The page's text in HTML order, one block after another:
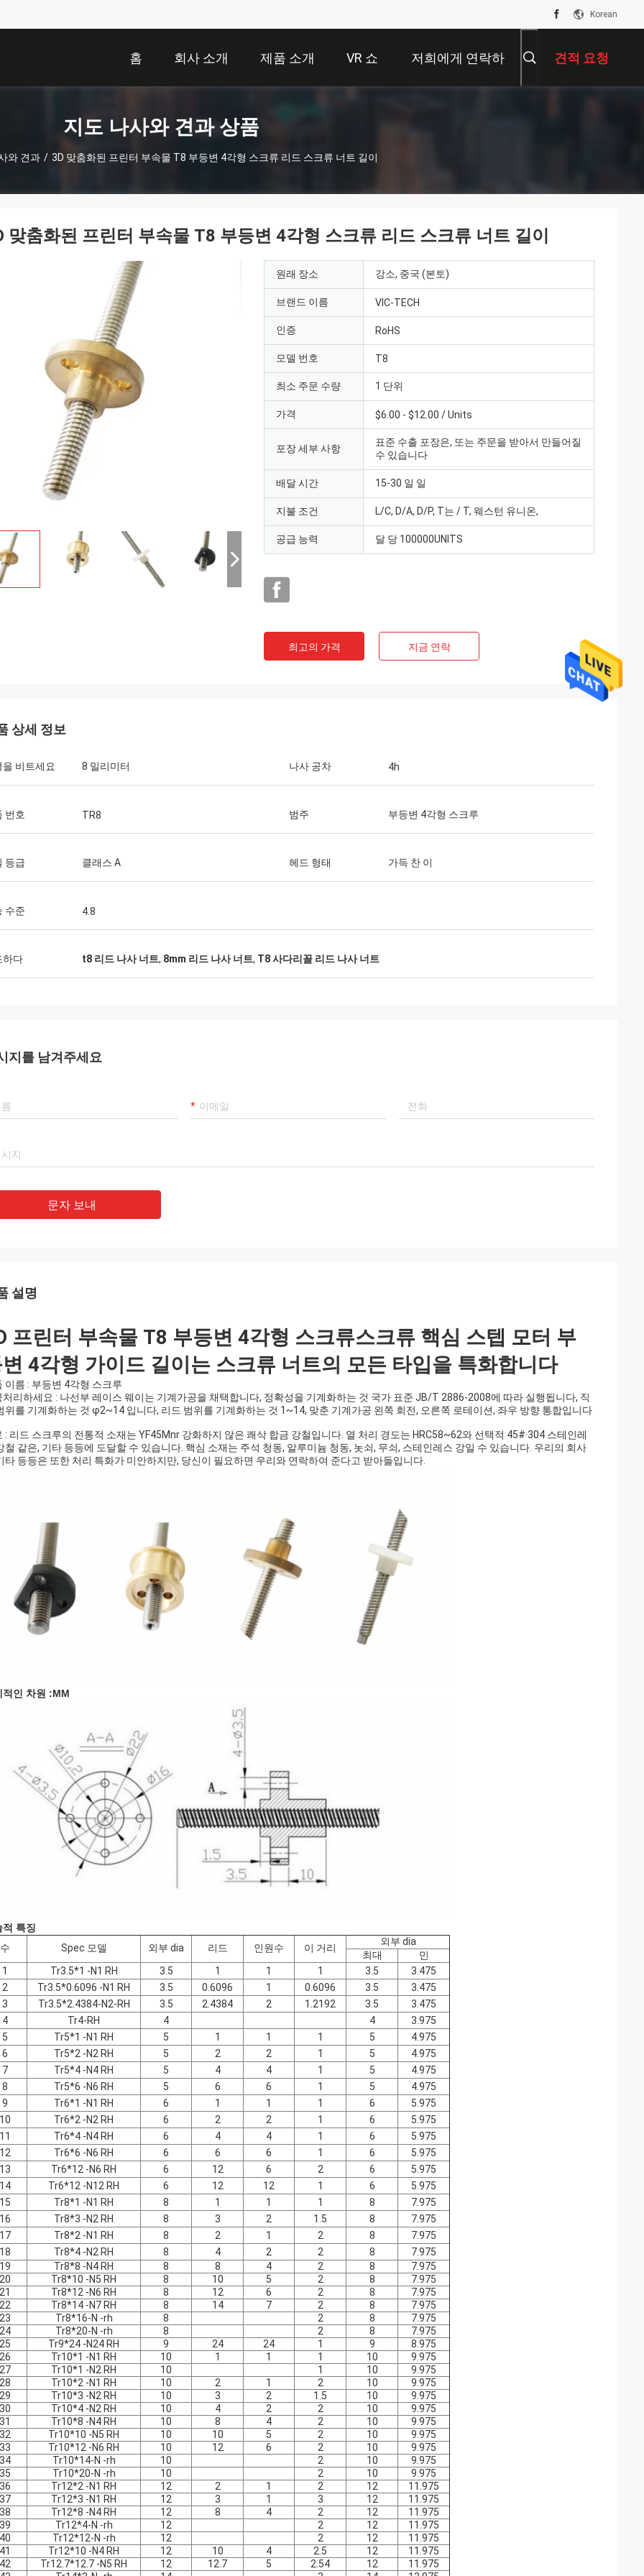
Korean
홈 회사 소개 제품 소개 VR 쇼 저희에게 연락하 견적 요청
지도 나사와 견과 상품
와 견과 / 3D 맞춤화된 프린터 부속물 T8 부등변 4각형 스크류 리드 스크류 너트 길이
데이비드 Molevelt
고 및 명확한 커뮤니케이션. 순서는
결관. 우리가 동의했는 처럼 운전
Buildstorm 개인적인 한정된
제품은, 그것 좋게 포장되었습니다 예상대로
는 결정을 내리기에서 돕습니다. 그들은 당신
을 위한 제품을 주문을 받아서 만들게 준비되
맞춤화된 프린터 부속물 T8 부등변 4각형 스크류 리드 스크류 너트 길이
원래 장소 강소, 중국 (본토)
브랜드 이름 VIC-TECH
인증 RoHS
모델 번호 T8
최소 주문 수량 1 단위
가격 $6.00 - $12.00 / Units
포장 세부 사항
표준 수출 포장은, 또는 주문을 받아서 만들어질
수 있습니다
배달 시간 15-30 일 일
지불 조건 L/C, D/A, D/P, T는 / T, 웨스턴 유니온,
공급 능력 달 당 100000UNITS
최고의 가격 지금 연락
상세 정보
을 비트세요 8 밀리미터 나사 공차 4h
번호 TR8 범주 부등변 4각형 스크루
등급 클래스 A 헤드 형태 가득 찬 이
수준 4.8
하다 t8 리드 나사 너트, 8mm 리드 나사 너트, T8 사다리꼴 리드 나사 너트
지를 남겨주세요
문자 보내
설명
프린터 부속물 T8 부등변 4각형 스크류스크류 핵심 스텝 모터 부
4각형 가이드 길이는 스크류 너트의 모든 타입을 특화합니다
이름 : 부등변 4각형 스크루
처리하세요 : 나선부 레이스 웨이는 기계가공을 채택합니다, 정확성을 기계화하는 것 국가 표준 JB/T 2886-2008에 따라 실행됩니다, 직
위를 기계화하는 것 φ2~14 입니다, 리드 범위를 기계화하는 것 1~14, 맞춘 기계가공 왼쪽 회전, 오른쪽 로테이션, 좌우 방향 통합입니다
: 리드 스크루의 전통적 소재는 YF45Mnr 강화하지 않은 쾌삭 합금 강철입니다. 열 처리 경도는 HRC58~62와 선택적 45#·304 스테인레
철 같은, 기타 등등에 도달할 수 있습니다. 핵심 소재는 주석 청동, 알루미늄 청동, 놋쇠, 무쇠, 스테인레스 강일 수 있습니다. 우리의 회사
타 등등은 또한 처리 특화가 미안하지만, 당신이 필요하면 우리와 연락하여 준다고 받아들입니다.
적인 차원 :MM
적 특징
수
Spec 모델 외부 dia 리드 인원수 이 거리
외부 dia
최대
민
1
Tr3.5*1 -N1 RH 3.5 1 1 1 3.5
3.475
2
Tr3.5*0.6096 -N1 RH 3.5 0.6096 1 0.6096 3.5
3.475
3
Tr3.5*2.4384-N2-RH 3.5 2.4384 2 1.2192 3.5
3.475
4
Tr4-RH 4 4
3.975
5
Tr5*1 -N1 RH 5 1 1 1 5
4.975
6
Tr5*2 -N2 RH 5 2 2 1 5
4.975
7
Tr5*4 -N4 RH 5 4 4 1 5
4.975
8
Tr5*6 -N6 RH 5 6 6 1 5
4.975
9
Tr6*1 -N1 RH 6 1 1 1 6
5.975
10
Tr6*2 -N2 RH 6 2 2 1 6
5.975
11
Tr6*4 -N4 RH 6 4 4 1 6
5.975
12
Tr6*6 -N6 RH 6 6 6 1 6
5.975
13
Tr6*12 -N6 RH 6 12 6 2 6
5.975
14
Tr6*12 -N12 RH 6 12 12 1 6
5.975
15
Tr8*1 -N1 RH 8 1 1 1 8
7.975
16
Tr8*3 -N2 RH 8 3 2 1.5 8
7.975
17
Tr8*2 -N1 RH 8 2 1 2 8
7.975
18
Tr8*4 -N2 RH 8 4 2 2 8
7.975
19
Tr8*8 -N4 RH 8 8 4 2 8
7.975
20
Tr8*10 -N5 RH 8 10 5 2 8
7.975
21
Tr8*12 -N6 RH 8 12 6 2 8
7.975
22
Tr8*14 -N7 RH 8 14 7 2 8
7.975
23
Tr8*16-N -rh 8 2 8
7.975
24
Tr8*20-N -rh 8 2 8
7.975
25
Tr9*24 -N24 RH 9 24 24 1 9
8.975
26
Tr10*1 -N1 RH 10 1 1 1 10
9.975
27
Tr10*1 -N2 RH 10 1 10
9.975
28
Tr10*2 -N1 RH 10 2 1 2 10
9.975
29
Tr10*3 -N2 RH 10 3 2 1.5 10
9.975
30
Tr10*4 -N2 RH 10 4 2 2 10
9.975
31
Tr10*8 -N4 RH 10 8 4 2 10
9.975
32
Tr10*10 -N5 RH 10 10 5 2 10
9.975
33
Tr10*12 -N6 RH 10 12 6 2 10
9.975
34
Tr10*14-N -rh 10 2 10
9.975
35
Tr10*20-N -rh 10 2 10
9.975
36
Tr12*2 -N1 RH 12 2 1 2 12
11.975
37
Tr12*3 -N1 RH 12 3 1 3 12
11.975
38
Tr12*8 -N4 RH 12 8 4 2 12
11.975
39
Tr12*4-N -rh 12 2 12
11.975
40
Tr12*12-N -rh 12 2 12
11.975
41
Tr12*10 -N4 RH 12 10 4 2.5 12
11.975
42
Tr12.7*12.7 -N5 RH 12 12.7 5 2.54 12
11.975